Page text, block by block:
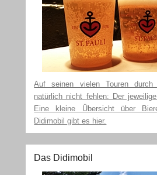
Auf seinen vielen Touren durch
natürlich nicht fehlen: Der
Eine kleine Übersicht über
Didimobil gibt es hier.
Das Didimobil